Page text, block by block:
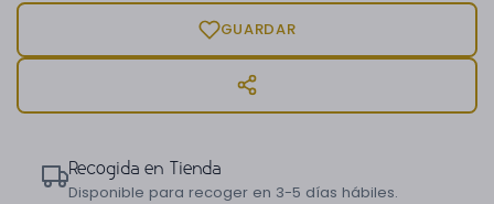
GUARDAR
Recogida en Tienda
Disponible para recoger en 3-5 días hábiles.